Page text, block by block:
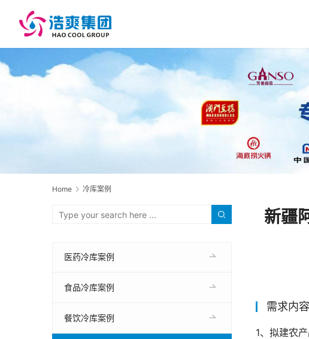
Home 冷库案例
新疆
需求内容
1、拟建农
医药冷库案例
食品冷库案例
餐饮冷库案例